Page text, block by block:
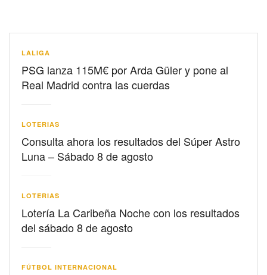
LALIGA
PSG lanza 115M€ por Arda Güler y pone al
Real Madrid contra las cuerdas
LOTERIAS
Consulta ahora los resultados del Súper Astro
Luna – Sábado 8 de agosto
LOTERIAS
Lotería La Caribeña Noche con los resultados
del sábado 8 de agosto
FÚTBOL INTERNACIONAL